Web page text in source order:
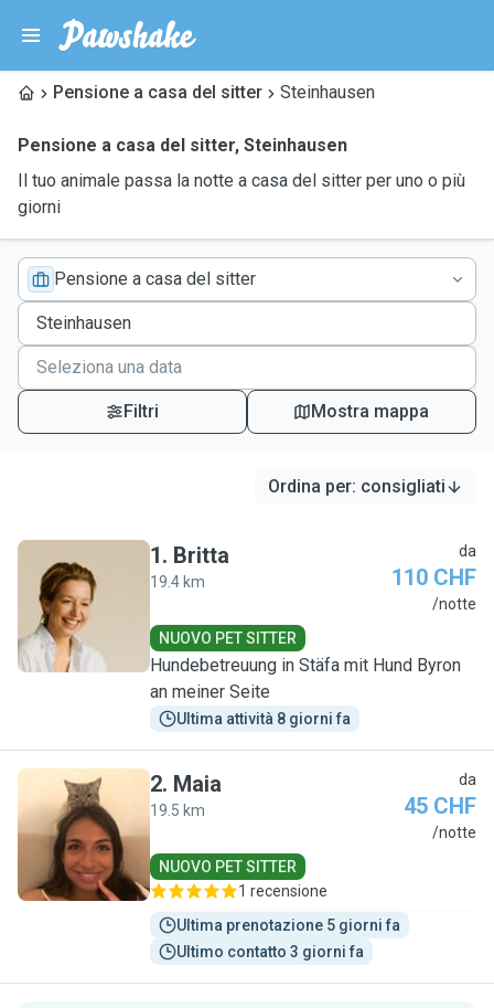
Pensione a casa del sitter Steinhausen
Pensione a casa del sitter, Steinhausen
Il tuo animale passa la notte a casa del sitter per uno o più
giorni
Pensione a casa del sitter
Filtri Mostra mappa
Ordina per: consigliati
B
1. Britta
19.4 km
da
110 CHF
/notte
NUOVO PET SITTER
Hundebetreuung in Stäfa mit Hund Byron
an meiner Seite
Ultima attività 8 giorni fa
M
2. Maia
19.5 km
da
45 CHF
/notte
NUOVO PET SITTER
1 recensione
Ultima prenotazione 5 giorni fa
Ultimo contatto 3 giorni fa